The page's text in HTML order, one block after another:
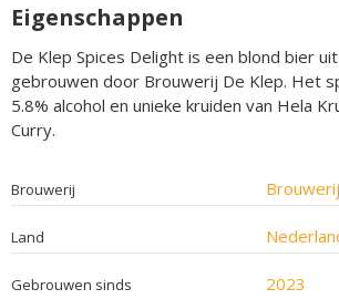
Eigenschappen
De Klep Spices Delight is een blond bier
gebrouwen door Brouwerij De Klep. Het
5.8% alcohol en unieke kruiden van Hela
Curry.
Brouwerij
Land
Gebrouwen sinds 2023